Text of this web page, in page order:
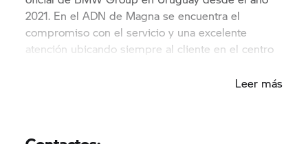
2021. En el ADN de Magna se encuentra el
compromiso con el servicio y una excelente
atención ubicando siempre al cliente en el centro
Leer más